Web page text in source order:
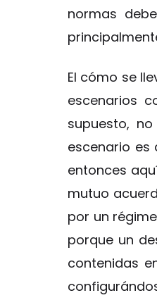
normas
El cómo se
escenarios
supuesto,
escenario es
entonces
mutuo
por un
porque un
contenidas